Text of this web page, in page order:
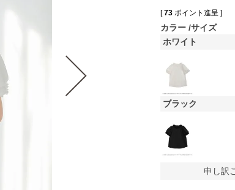
[ 73 ポイント進呈 ]
カラー サイズ
ホワイト
ブラック
申し訳